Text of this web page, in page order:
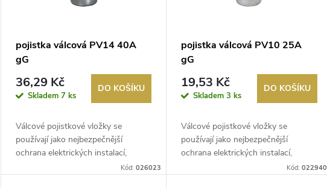
u
pojistka válcová PV14 40A
gG
36,29 Kč
Skladem 7 ks
DO KOŠÍKU
Válcové pojistkové vložky se
používají jako nejbezpečnější
ochrana elektrických instalací,
Kód:026023
pojistka válcová PV10 25A
gG
19,53 Kč
Skladem3 ks
DO KOŠÍKU
Válcové pojistkové vložky se
používají jako nejbezpečnější
ochrana elektrických instalací,
Kód: 022940